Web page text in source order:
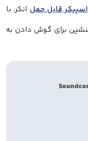
حملانکر، با
گوش دادن به